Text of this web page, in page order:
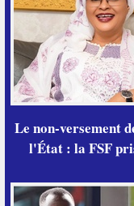
Le non-versement
l'État : la FSF